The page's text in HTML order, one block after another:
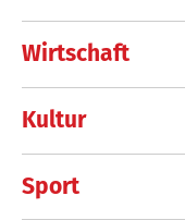
Wirtschaft
Kultur
Sport